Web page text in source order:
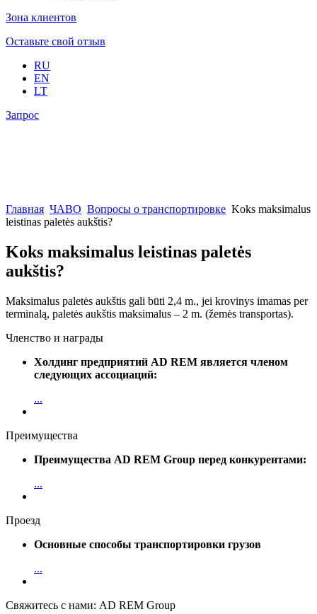
Зона клиентов
Оставьте свой отзыв
RU
EN
LT
Запрос
Главная ЧАВО Вопросы о транспортировке Koks maksimalus
leistinas paletės aukštis?
Koks maksimalus leistinas paletės
aukštis?
Maksimalus paletės aukštis gali būti 2,4 m., jei krovinys imamas per
terminalą, paletės aukštis maksimalus – 2 m. (žemės transportas).
Членство и награды
Холдинг предприятий AD REM является членом
следующих ассоциаций:
...
Преимущества
Преимущества AD REM Group перед конкурентами:
...
Проезд
Основные способы транспортировки грузов
...
Свяжитесь с нами: AD REM Group